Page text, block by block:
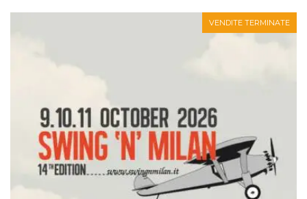
VENDITE TERMINATE